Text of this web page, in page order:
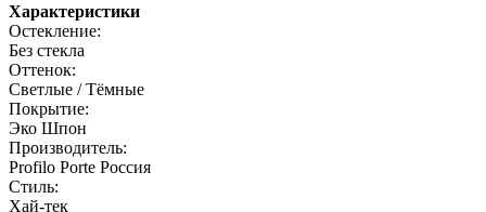
Характеристики
Остекление:
Без стекла
Оттенок:
Светлые / Тёмные
Покрытие:
Эко Шпон
Производитель:
Profilo Porte Россия
Стиль:
Хай-тек